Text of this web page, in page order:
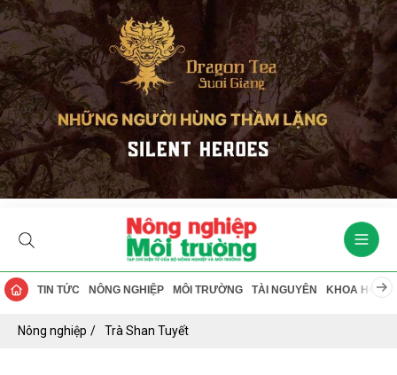
TIN TỨC NÔNG NGHIỆP MÔI TRƯỜNG TÀI NGUYÊN KHOA HỌC
Nông nghiệp Trà Shan Tuyết